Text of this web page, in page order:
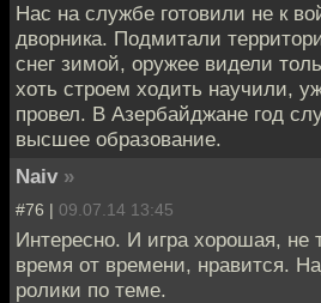
Нас на службе готовили не к
дворника. Подмитали
снег зимой, оружее видели
хоть строем ходить научили,
провел. В Азербайджане год
высшее образование.
Naiv »
#76 | 09.07.14 13:45
Интересно. И игра хорошая, не
время от времени, нравится.
ролики по теме.